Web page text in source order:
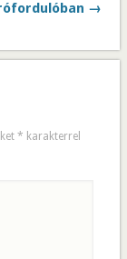
→
* karakterrel